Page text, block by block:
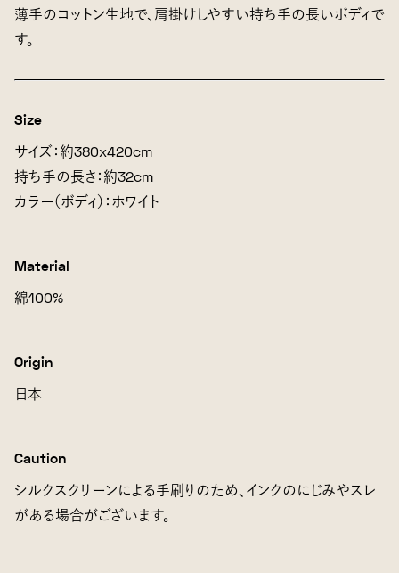
薄手のコットン生地で、肩掛けしやすい持ち手の長いボディで
す。
Size
サイズ：約380x420cm
持ち手の長さ：約32cm
カラー（ボディ）：ホワイト
Material
綿100%
Origin
日本
Caution
シルクスクリーンによる手刷りのため、インクのにじみやスレ
がある場合がございます。